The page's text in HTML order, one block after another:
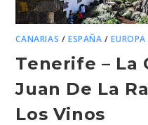
CANARIAS /ESPAÑA /EUROPA
Tenerife – La
Juan De La
Los Vinos